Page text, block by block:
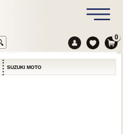
0
SUZUKI MOTO